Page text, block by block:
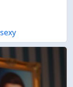
Vol.13 Corps